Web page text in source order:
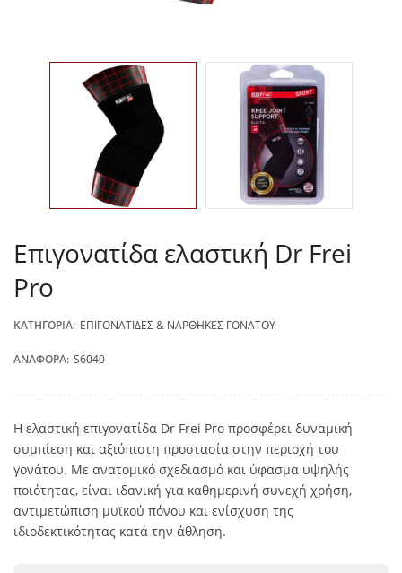
Επιγονατίδα ελαστική Dr Frei
Pro
ΚΑΤΗΓΟΡΊΑ: ΕΠΙΓΟΝΑΤΊΔΕΣ & ΝΆΡΘΗΚΕΣ ΓΌΝΑΤΟΥ
ΑΝΑΦΟΡΆ: S6040
Η ελαστική επιγονατίδα Dr Frei Pro προσφέρει δυναμική
συμπίεση και αξιόπιστη προστασία στην περιοχή του
γονάτου. Με ανατομικό σχεδιασμό και ύφασμα υψηλής
ποιότητας, είναι ιδανική για καθημερινή συνεχή χρήση,
αντιμετώπιση μυϊκού πόνου και ενίσχυση της
ιδιοδεκτικότητας κατά την άθληση.